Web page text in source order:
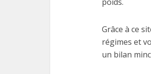
Grâce à ce
régimes et
un bilan